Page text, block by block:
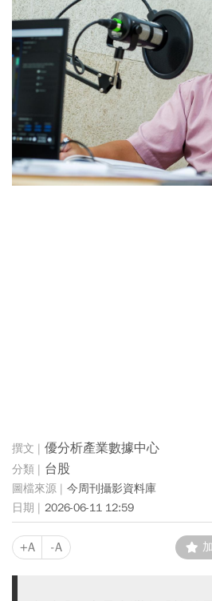
優分析產業數據中心
台股
今周刊攝影資料庫
2026-06-11 12:59
+A -A